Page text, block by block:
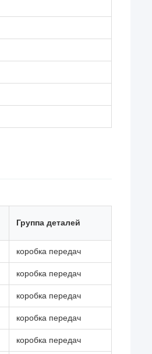
Группа деталей
коробка передач
коробка передач
коробка передач
коробка передач
коробка передач